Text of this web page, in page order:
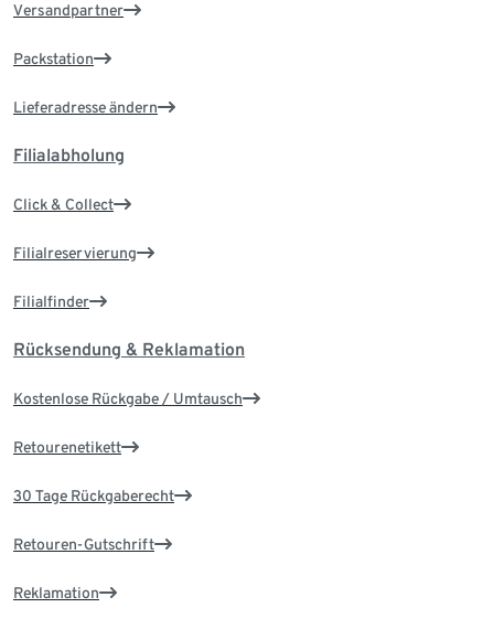
Versandpartner
Packstation
Lieferadresse ändern
Filialabholung
Click & Collect
Filialreservierung
Filialfinder
Rücksendung & Reklamation
Kostenlose Rückgabe / Umtausch
Retourenetikett
30 Tage Rückgaberecht
Retouren-Gutschrift
Reklamation